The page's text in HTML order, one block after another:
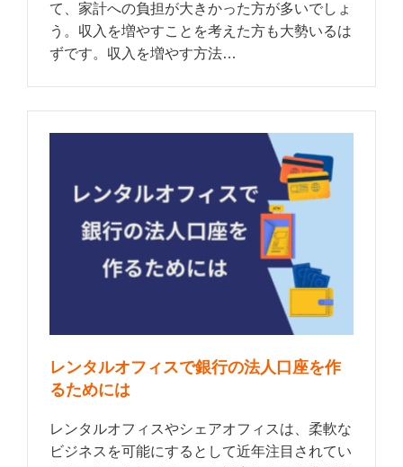
て、家計への負担が大きかった方が多いでしょ
う。収入を増やすことを考えた方も大勢いるは
ずです。収入を増やす方法…
レンタルオフィスで銀行の法人口座を作
るためには
レンタルオフィスやシェアオフィスは、柔軟な
ビジネスを可能にするとして近年注目されてい